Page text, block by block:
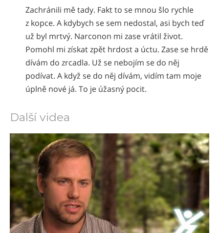
Zachránili mě tady. Fakt to se mnou šlo rychle
z kopce. A kdybych se sem nedostal, asi bych teď
už byl mrtvý. Narconon mi zase vrátil život.
Pomohl mi získat zpět hrdost a úctu. Zase se hrdě
dívám do zrcadla. Už se nebojím se do něj
podívat. A když se do něj dívám, vidím tam moje
úplně nové já. To je úžasný pocit.
Další videa